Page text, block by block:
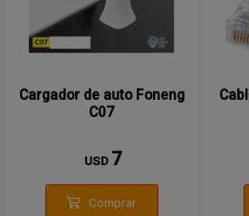
Cargador de auto Foneng
C07
USD 7
Comprar